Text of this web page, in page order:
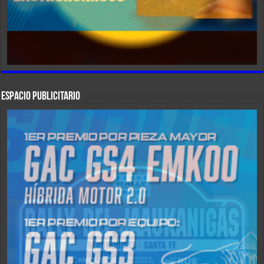
ESPACIO PUBLICITARIO